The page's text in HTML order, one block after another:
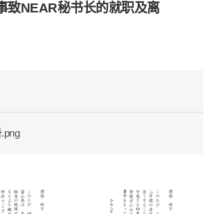
致NEAR秘书长的就职及离
.png